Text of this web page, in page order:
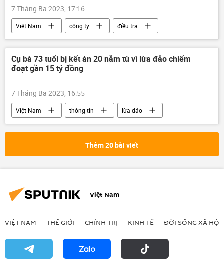
7 Tháng Ba 2023, 17:16
Việt Nam công ty
điều tra
công an TP.HCM
Cụ bà 73 tuổi bị kết án 20 năm tù vì lừa đảo chiếm
đoạt gần 15 tỷ đồng
7 Tháng Ba 2023, 16:55
Việt Nam thông tin
lừa đảo
phạt tù
chiếm đoạt
Thêm 20 bài viết
Việt Nam
VIỆT NAM THẾ GIỚI CHÍNH TRỊ KINH TẾ ĐỜI SỐNG XÃ HỘI